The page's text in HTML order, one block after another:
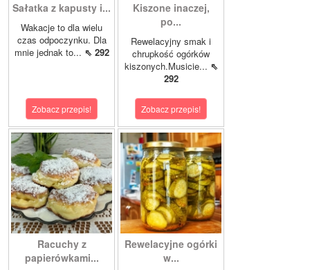
Sałatka z kapusty i...
Wakacje to dla wielu
czas odpoczynku. Dla
mnie jednak to... ⇖ 292
Zobacz przepis!
Kiszone inaczej,
po...
Rewelacyjny smak i
chrupkość ogórków
kiszonych.Musicie... ⇖
292
Zobacz przepis!
Racuchy z
papierówkami...
Rewelacyjne ogórki
w...